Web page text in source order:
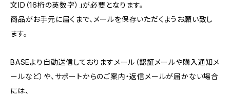
文ID（16桁の英数字）」が必要となります。
商品がお手元に届くまで、メールを保存いただくようお願い致し
ます。
BASEより自動送信しておりますメール（認証メールや購入通知メ
ールなど）や、サポートからのご案内・返信メールが届かない場合
には、